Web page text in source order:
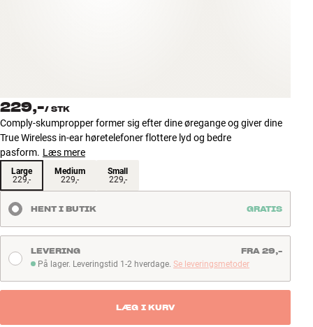
NYHEDER
TILBUD
Find Butik
Kundeservice
Log ind
Kundeservice
Byg med Lyd
229,-/ STK
Comply-skumpropper former sig efter dine øregange og giver dine
True Wireless in-ear høretelefoner flottere lyd og bedre
pasform. Læs mere
Large
229,-
Medium
229,-
Small
229,-
HENT I BUTIK GRATIS
På lager. Leveringstid 1-2 hverdage
På lager. Leveringstid 1-2 hverdage. Se leveringsmetoder
LEVERING FRA 29,-
LÆG I KURV